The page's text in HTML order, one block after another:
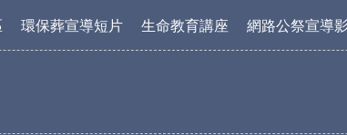
環保葬宣導短片 生命教育講座 網路公祭宣導